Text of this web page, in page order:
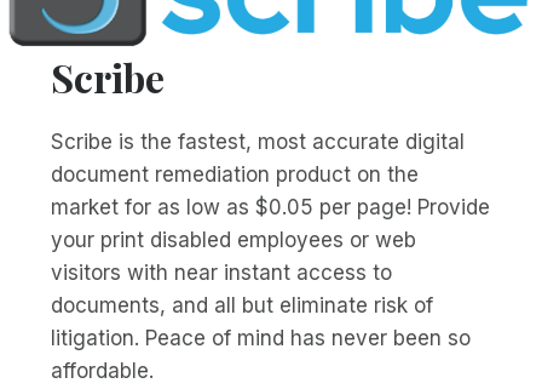
Scribe
Scribe is the fastest, most accurate digital
document remediation product on the
market for as low as $0.05 per page! Provide
your print disabled employees or web
visitors with near instant access to
documents, and all but eliminate risk of
litigation. Peace of mind has never been so
affordable.